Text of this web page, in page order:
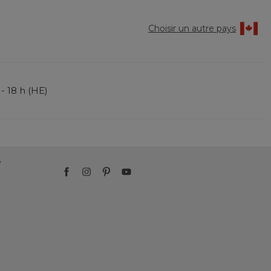
Choisir un autre pays
18 h (HE)